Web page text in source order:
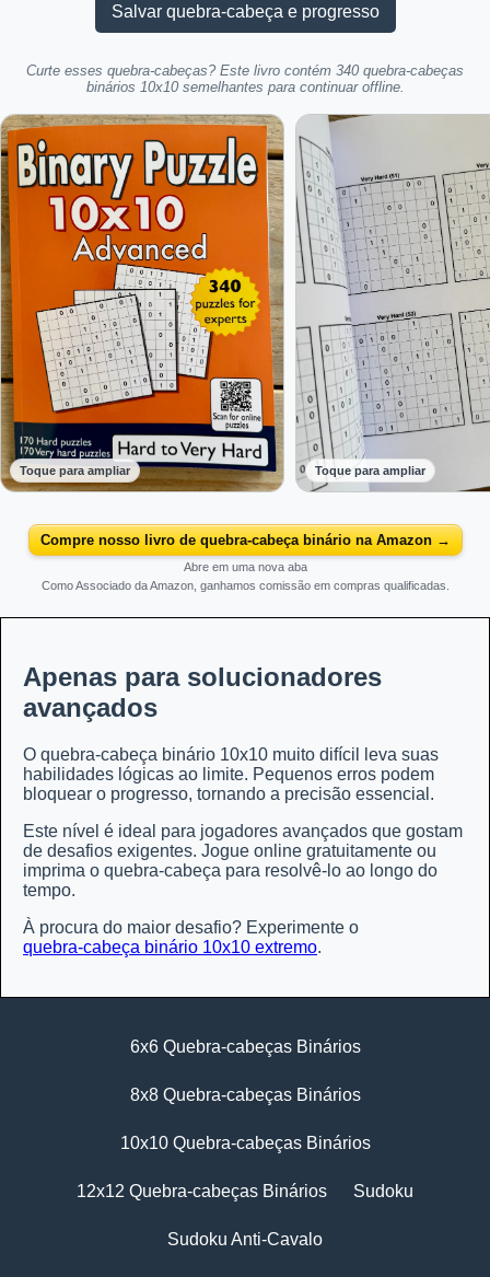
Salvar quebra-cabeça e progresso
Curte esses quebra-cabeças? Este livro contém 340 quebra-cabeças
binários 10x10 semelhantes para continuar offline.
Toque para ampliar Toque para ampliar
Compre nosso livro de quebra-cabeça binário na Amazon →
Abre em uma nova aba
Como Associado da Amazon, ganhamos comissão em compras qualificadas.
Apenas para solucionadores
avançados
O quebra-cabeça binário 10x10 muito difícil leva suas
habilidades lógicas ao limite. Pequenos erros podem
bloquear o progresso, tornando a precisão essencial.
Este nível é ideal para jogadores avançados que gostam
de desafios exigentes. Jogue online gratuitamente ou
imprima o quebra-cabeça para resolvê-lo ao longo do
tempo.
À procura do maior desafio? Experimente o
quebra-cabeça binário 10x10 extremo.
6x6 Quebra-cabeças Binários
8x8 Quebra-cabeças Binários
10x10 Quebra-cabeças Binários
12x12 Quebra-cabeças Binários Sudoku
Sudoku Anti-Cavalo